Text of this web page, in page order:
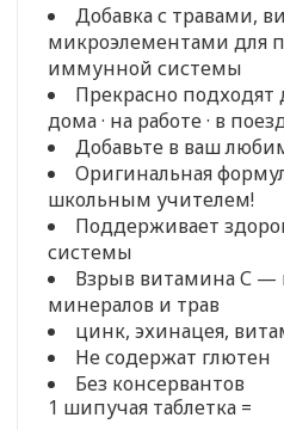
Добавка с травами,
микроэлементами для
иммунной системы
Прекрасно подходят
дома · на работе · в
Добавьте в ваш
Оригинальная
школьным учителем!
Поддерживает
системы
Взрыв витамина С —
минералов и трав
цинк, эхинацея,
Не содержат глютен
Без консервантов
1 шипучая таблетка =